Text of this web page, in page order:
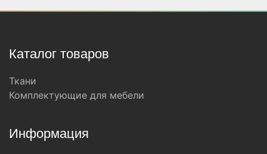
Каталог товаров
Ткани
Комплектующие для мебели
Информация